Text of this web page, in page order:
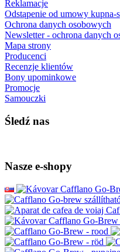
Reklamacje
Odstąpenie od umowy kupna-
Ochrona danych osobowych
Newsletter - ochrona danych
Mapa strony
Producenci
Recenzje klientów
Bony upominkowe
Promocje
Samouczki
Śledź nas
Nasze e-shopy